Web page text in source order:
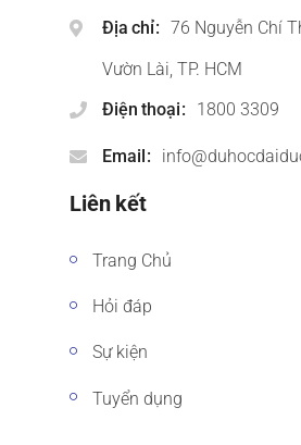
Địa chỉ
76 Nguyễn Chí
Vườn Lài, TP. HCM
Điện thoại
1800 3309
Email
Liên kết
Trang Chủ
Hỏi đáp
Sự kiện
Tuyển dụng